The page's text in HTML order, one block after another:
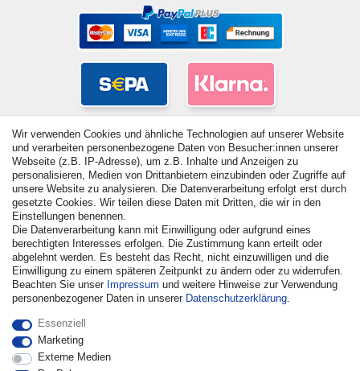
© Copyright 2026 | Alle Rechte vorbehalten. - Alle Rechte
vorbehalten. Preisangaben inkl. gesetzl. 19% MwSt. |
Grundpreise siehe Artikeldetail | *Gilt für Lieferungen nach
Deutschland!
Wir verwenden Cookies und ähnliche Technologien auf unserer Website
und verarbeiten personenbezogene Daten von Besucher:innen unserer
Webseite (z.B. IP-Adresse), um z.B. Inhalte und Anzeigen zu
personalisieren, Medien von Drittanbietern einzubinden oder Zugriffe auf
unsere Website zu analysieren. Die Datenverarbeitung erfolgt erst durch
gesetzte Cookies. Wir teilen diese Daten mit Dritten, die wir in den
Einstellungen benennen.
Die Datenverarbeitung kann mit Einwilligung oder aufgrund eines
berechtigten Interesses erfolgen. Die Zustimmung kann erteilt oder
abgelehnt werden. Es besteht das Recht, nicht einzuwilligen und die
Einwilligung zu einem späteren Zeitpunkt zu ändern oder zu widerrufen.
Beachten Sie unser Impressum und weitere Hinweise zur Verwendung
personenbezogener Daten in unserer Daten­schutz­erklärung.
Essenziell
Marketing
Externe Medien